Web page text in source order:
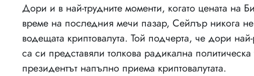
Дори и в най-трудните моменти, когато цената
време на последния мечи пазар, Сейлър никога
водещата криптовалута. Той подчерта, че дори
са си представяли толкова радикална
президентът напълно приема криптовалутата.